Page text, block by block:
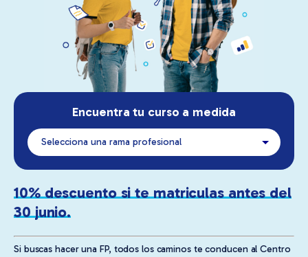
Encuentra tu curso a medida
10% descuento si te matriculas antes del
30 junio.
Si buscas hacer una FP, todos los caminos te conducen al Centro